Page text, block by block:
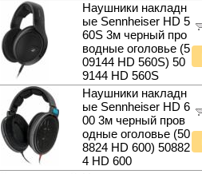
Наушники накладн
ые Sennheiser HD 5
60S 3м черный про
водные оголовье (5
09144 HD 560S) 50
9144 HD 560S
Наушники накладн
ые Sennheiser HD 6
00 3м черный пров
одные оголовье (50
8824 HD 600) 50882
4 HD 600